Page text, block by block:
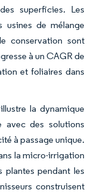
superficies. Les
usines de mélange
conservation sont
à un CAGR de
et foliaires dans
la dynamique
avec des solutions
à passage unique.
la micro-irrigation
plantes pendant les
construisent